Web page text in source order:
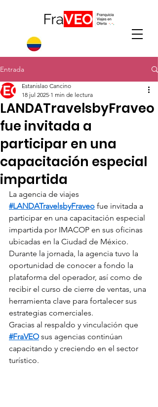
Entrada
LANDATravelsbyFraveo
fue invitada a
participar en una
capacitación especial
impartida
Estanislao Cancino
18 jul 2025 1 min de lectura
La agencia de viajes
#LANDATravelsbyFraveo fue invitada a
participar en una capacitación especial
impartida por IMACOP en sus oficinas
ubicadas en la Ciudad de México.
Durante la jornada, la agencia tuvo la
oportunidad de conocer a fondo la
plataforma del operador, así como de
recibir el curso de cierre de ventas, una
herramienta clave para fortalecer sus
estrategias comerciales.
Gracias al respaldo y vinculación que
#FraVEO sus agencias continúan
capacitando y creciendo en el sector
turístico.